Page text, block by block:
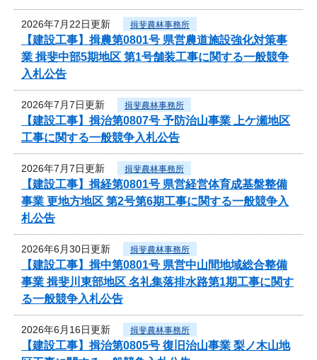
2026年7月22日更新 揖斐農林事務所
【建設工事】揖農第0801号 県営農道施設強化対策事
業 揖斐中部5期地区 第1号舗装工事に関する一般競争
入札公告
2026年7月7日更新 揖斐農林事務所
【建設工事】揖治第0807号 予防治山事業 上ケ瀬地区
工事に関する一般競争入札公告
2026年7月7日更新 揖斐農林事務所
【建設工事】揖経第0801号 県営経営体育成基盤整備
事業 更地方地区 第2号第6期工事に関する一般競争入
札公告
2026年6月30日更新 揖斐農林事務所
【建設工事】揖中第0801号 県営中山間地域総合整備
事業 揖斐川東部地区 名礼集落排水路第1期工事に関す
る一般競争入札公告
2026年6月16日更新 揖斐農林事務所
【建設工事】揖治第0805号 復旧治山事業 梨ノ木山地